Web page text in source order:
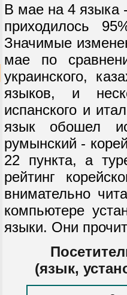
В мае на 4 языка
приходилось
Значимые
мае по
украинского,
языков, и
испанского и
язык обошел
румынский -
22 пункта, а
рейтинг
внимательно
компьютере
языки. Они
(язык,